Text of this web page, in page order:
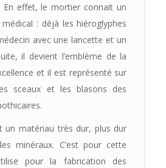
En effet, le mortier connait un
: déjà les hiéroglyphes
avec une lancette et un
il devient l’emblème de la
et il est représenté sur
sceaux et les blasons des
un matériau très dur, plus dur
minéraux. C’est pour cette
pour la fabrication des